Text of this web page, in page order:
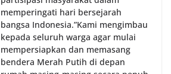
memperingati hari bersejarah
bangsa Indonesia.‎‎”Kami mengimbau
kepada seluruh warga agar mulai
mempersiapkan dan memasang
bendera Merah Putih di depan